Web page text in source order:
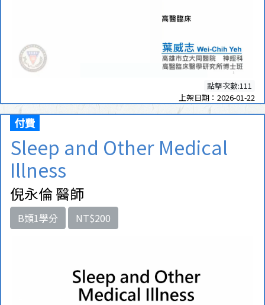
點擊次數:111
上架日期：2026-01-22
付費
Sleep and Other Medical
Illness
倪永倫 醫師
B類1學分 NT$200